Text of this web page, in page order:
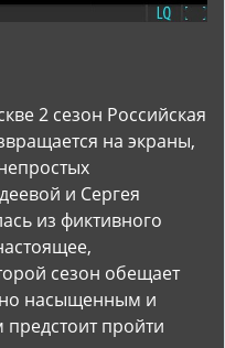
2 сезон Российская
на экраны,
и Сергея
из фиктивного
сезон обещает
насыщенным и
пройти